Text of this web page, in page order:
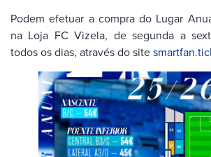
Podem efetuar a compra do Lugar
na Loja FC Vizela, de segunda a
todos os dias, através do site